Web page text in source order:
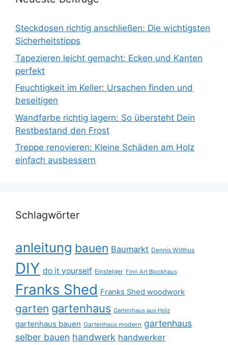
Steckdosen richtig anschließen: Die wichtigsten
Sicherheitstipps
Tapezieren leicht gemacht: Ecken und Kanten
perfekt
Feuchtigkeit im Keller: Ursachen finden und
beseitigen
Wandfarbe richtig lagern: So übersteht Dein
Restbestand den Frost
Treppe renovieren: Kleine Schäden am Holz
einfach ausbessern
Schlagwörter
anleitung bauen Baumarkt Dennis Witthus
DIY do it yourself Einsteiger Finn Art Blockhaus
Franks Shed Franks Shed woodwork
garten gartenhaus Gartenhaus aus Holz
gartenhaus bauen Gartenhaus modern gartenhaus
selber bauen handwerk handwerker